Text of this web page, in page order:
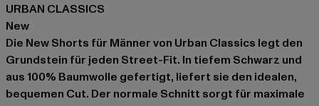
URBAN CLASSICS
New
Die New Shorts für Männer von Urban Classics legt den
Grundstein für jeden Street-Fit. In tiefem Schwarz und
aus 100% Baumwolle gefertigt, liefert sie den idealen,
bequemen Cut. Der normale Schnitt sorgt für maximale